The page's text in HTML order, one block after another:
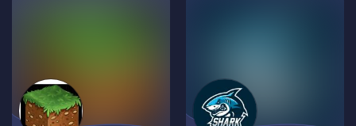
ainda mais divertidas! 🍣 🎂
🍰 🧁 🍙 🍡 🎀 🍥 Além
disso, temos um espaço
Gamers e talvez encontres
Youtubers também!⚪